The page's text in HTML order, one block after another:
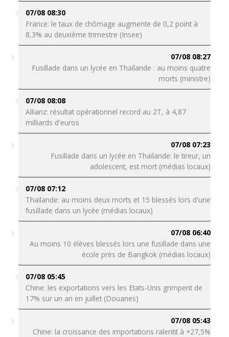
07/08 08:30
France: le taux de chômage augmente de 0,2 point à
8,3% au deuxième trimestre (Insee)
07/08 08:27
Fusillade dans un lycée en Thaïlande : au moins quatre
morts (ministre)
07/08 08:08
Allianz: résultat opérationnel record au 2T, à 4,87
milliards d'euros
07/08 07:23
Fusillade dans un lycée en Thaïlande: le tireur, un
adolescent, est mort (médias locaux)
07/08 07:12
Thaïlande: au moins deux morts et 15 blessés lors d'une
fusillade dans un lycée (médias locaux)
07/08 06:40
Au moins 10 élèves blessés lors une fusillade dans une
école près de Bangkok (médias locaux)
07/08 05:45
Chine: les exportations vers les Etats-Unis grimpent de
17% sur un an en juillet (Douanes)
07/08 05:43
Chine: la croissance des importations ralentit à +27,5%